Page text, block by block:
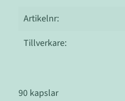
Artikelnr:
Tillverkare:
90 kapslar